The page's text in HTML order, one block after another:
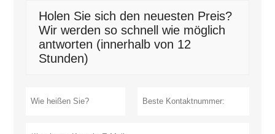
Holen Sie sich den neuesten Preis?
Wir werden so schnell wie möglich
antworten (innerhalb von 12
Stunden)